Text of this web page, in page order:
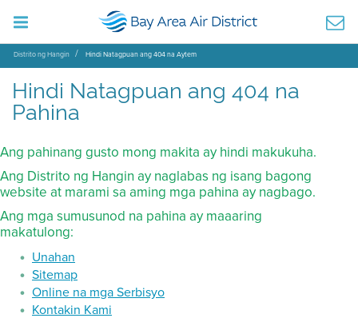
Distrito ng Hangin Hindi Natagpuan ang 404 na Aytem
Hindi Natagpuan ang 404 na
Pahina
Ang pahinang gusto mong makita ay hindi makukuha.
Ang Distrito ng Hangin ay naglabas ng isang bagong
website at marami sa aming mga pahina ay nagbago.
Ang mga sumusunod na pahina ay maaaring
makatulong:
Unahan
Sitemap
Online na mga Serbisyo
Kontakin Kami